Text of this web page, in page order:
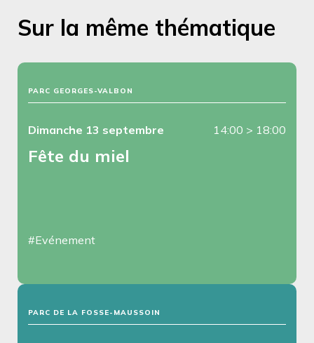
Sur la même thématique
PARC GEORGES-VALBON
Dimanche 13 septembre 14:00 > 18:00
Fête du miel
#Evénement
PARC DE LA FOSSE-MAUSSOIN